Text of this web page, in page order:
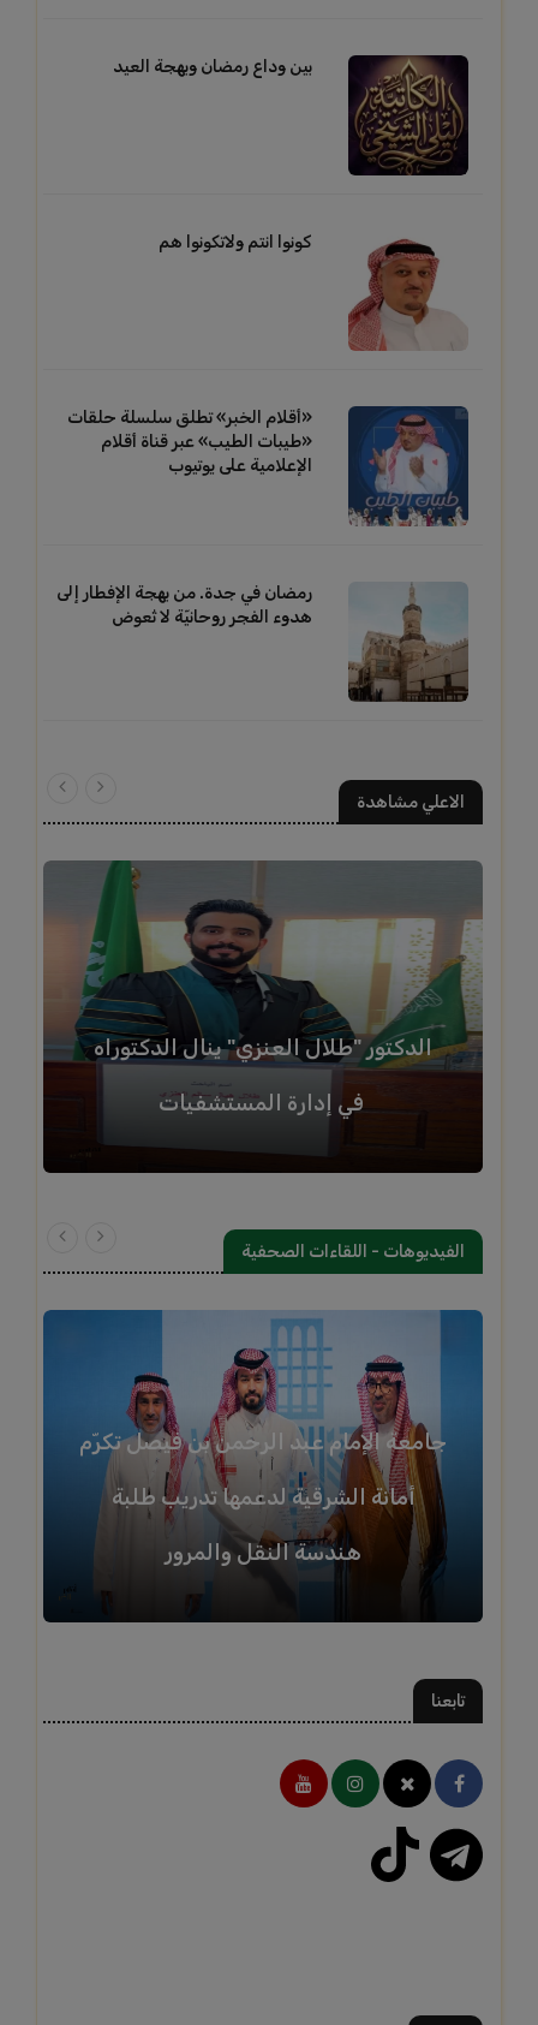
بين وداع رمضان وبهجة العيد
كونوا انتم ولاتكونوا هم
«أقلام الخبر» تطلق سلسلة حلقات
«طيبات الطيب» عبر قناة أقلام
الإعلامية على يوتيوب
رمضان في جدة. من بهجة الإفطار إلى
هدوء الفجر روحانيّة لا تُعوض
الاعلي مشاهدة
الدكتور "طلال العنزي" ينال الدكتوراه
في إدارة المستشفيات
الفيديوهات - اللقاءات الصحفية
جامعة الإمام عبد الرحمن بن فيصل تكرّم
أمانة الشرقية لدعمها تدريب طلبة
هندسة النقل والمرور
تابعنا